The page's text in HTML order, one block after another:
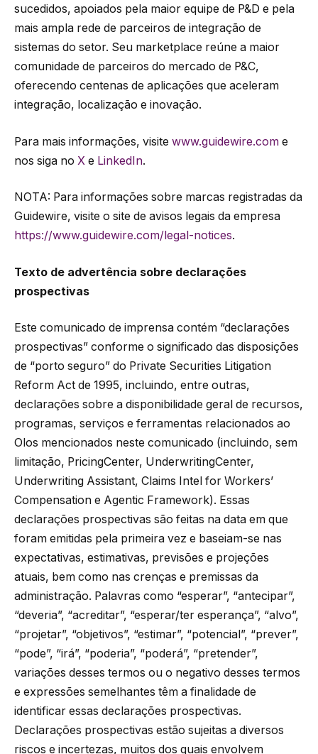
sucedidos, apoiados pela maior equipe de P&D e pela
mais ampla rede de parceiros de integração de
sistemas do setor. Seu marketplace reúne a maior
comunidade de parceiros do mercado de P&C,
oferecendo centenas de aplicações que aceleram
integração, localização e inovação.
Para mais informações, visite www.guidewire.com e
nos siga no X e LinkedIn.
NOTA: Para informações sobre marcas registradas da
Guidewire, visite o site de avisos legais da empresa
https://www.guidewire.com/legal-notices.
Texto de advertência sobre declarações
prospectivas
Este comunicado de imprensa contém “declarações
prospectivas” conforme o significado das disposições
de “porto seguro” do Private Securities Litigation
Reform Act de 1995, incluindo, entre outras,
declarações sobre a disponibilidade geral de recursos,
programas, serviços e ferramentas relacionados ao
Olos mencionados neste comunicado (incluindo, sem
limitação, PricingCenter, UnderwritingCenter,
Underwriting Assistant, Claims Intel for Workers’
Compensation e Agentic Framework). Essas
declarações prospectivas são feitas na data em que
foram emitidas pela primeira vez e baseiam-se nas
expectativas, estimativas, previsões e projeções
atuais, bem como nas crenças e premissas da
administração. Palavras como “esperar”, “antecipar”,
“deveria”, “acreditar”, “esperar/ter esperança”, “alvo”,
“projetar”, “objetivos”, “estimar”, “potencial”, “prever”,
“pode”, “irá”, “poderia”, “poderá”, “pretender”,
variações desses termos ou o negativo desses termos
e expressões semelhantes têm a finalidade de
identificar essas declarações prospectivas.
Declarações prospectivas estão sujeitas a diversos
riscos e incertezas, muitos dos quais envolvem